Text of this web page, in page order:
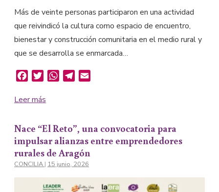
Más de veinte personas participaron en una actividad
que reivindicó la cultura como espacio de encuentro,
bienestar y construcción comunitaria en el medio rural y
que se desarrolla se enmarcada…
FacebookTwitterWhatsAppTelegram
Leer más
Nace “El Reto”, una convocatoria para
impulsar alianzas entre emprendedores
rurales de Aragón
CONCILIA | 15 junio, 2026